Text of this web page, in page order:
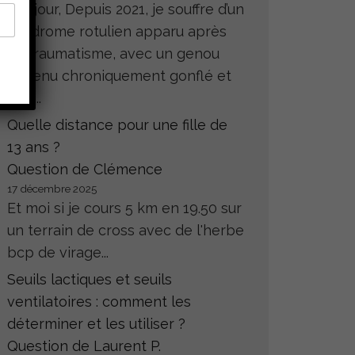
Bonjour, Depuis 2021, je souffre d’un
syndrome rotulien apparu après
un traumatisme, avec un genou
devenu chroniquement gonflé et
très...
Quelle distance pour une fille de
13 ans ?
Question de Clémence
17 décembre 2025
Et moi si je cours 5 km en 19.50 sur
un terrain de cross avec de l'herbe
bcp de virage...
Seuils lactiques et seuils
ventilatoires : comment les
déterminer et les utiliser ?
Question de Laurent P.